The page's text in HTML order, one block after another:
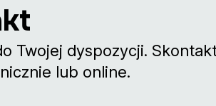
Twojej dyspozycji.
lub online.